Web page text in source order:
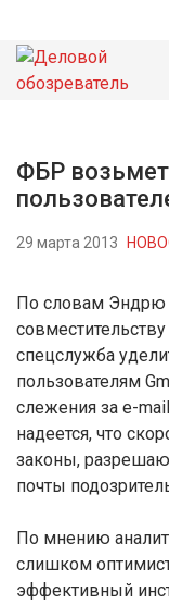
НОВОСТИ
ФБР возьмет
29 марта 2013
По словам Эндрю
спецслужба
пользователям
слежения за e-
надеется, что
законы,
почты
По мнению
слишком
эффективный